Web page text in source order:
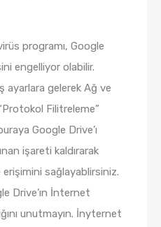
programı, Google
engelliyor olabilir.
ayarlara gelerek Ağ ve
Filitreleme”
Google Drive’ı
işareti kaldırarak
erişimini sağlayablirsiniz.
Drive’ın İnternet
unutmayın. İnyternet